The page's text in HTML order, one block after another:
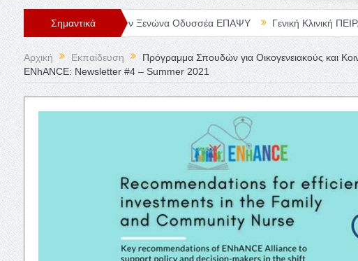
Σημαντικά
τριας στον Ξενώνα Οδυσσέα ΕΠΑΨΥ Γενική Κλινική ΠΕΙΡΑΪΚΟ
Αρχική Εκπαίδευση
Πρόγραμμα Σπουδών για Οικογενειακούς και
ENhANCE: Newsletter #4 – Summer 2021